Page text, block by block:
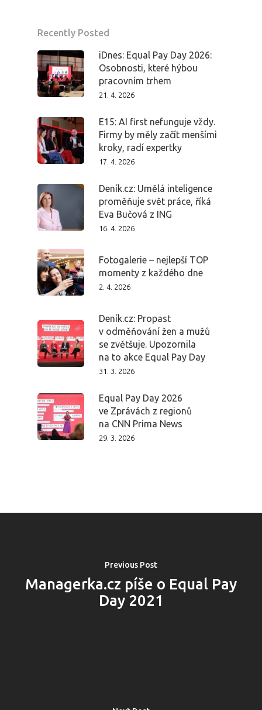
Recently Posted
iDnes: Equal Pay Day 2026:
Osobnosti, které hýbou
pracovním trhem
21. 4. 2026
E15: AI first nefunguje vždy.
Firmy by měly začít menšími
kroky, radí expertky
17. 4. 2026
Deník.cz: Umělá inteligence
proměňuje svět práce, říká
Eva Bučová z ING
16. 4. 2026
Fotogalerie – nejlepší TOP
momenty z každého dne
2. 4. 2026
Deník.cz: Propast
v odměňování žen a mužů
se zvětšuje. Upozornila
na to akce Equal Pay Day
31. 3. 2026
Equal Pay Day 2026
ve Zprávách z regionů
na CNN Prima News
29. 3. 2026
Previous Post
Managerka.cz píše o Equal Pay
Day 2021
Program 26.3.
Program 27.3.
Osobnosti
Dopad
Aktuality
Partneři